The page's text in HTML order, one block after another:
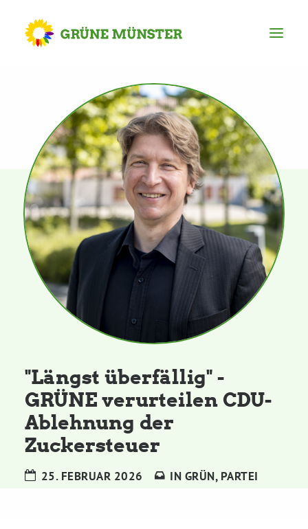
Partei
Kreisvorstand
Kreisgeschäftsstelle
Mitgliederversammlung
Ortsverbände
Kommissionen
Grünes Zentrum
Personen
Sylvia Rietenberg, MdB
"Längst überfällig" -
GRÜNE verurteilen CDU-
Ablehnung der
Zuckersteuer
25. FEBRUAR 2026 IN GRÜN, PARTEI